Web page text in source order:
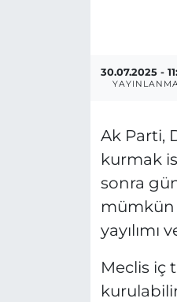
30.07.2025 -
Ak Parti,
kurmak
sonra
mümkün
Meclis iç